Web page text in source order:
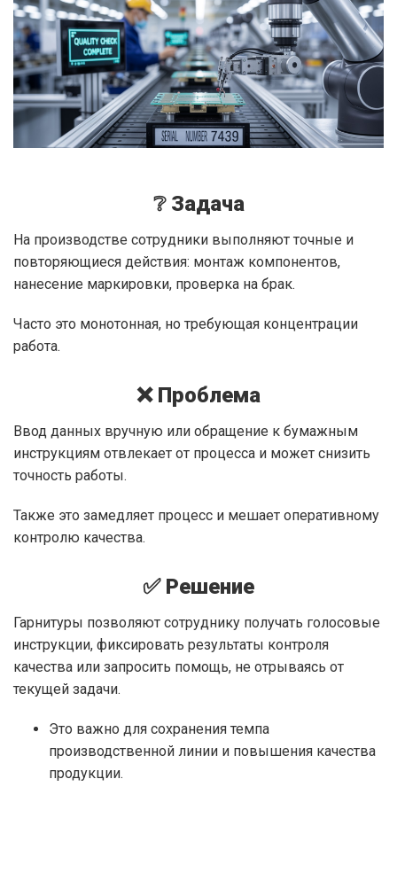
❔ Задача
На производстве сотрудники выполняют точные и
повторяющиеся действия: монтаж компонентов,
нанесение маркировки, проверка на брак.
Часто это монотонная, но требующая концентрации
работа.
❌ Проблема
Ввод данных вручную или обращение к бумажным
инструкциям отвлекает от процесса и может снизить
точность работы.
Также это замедляет процесс и мешает оперативному
контролю качества.
✅ Решение
Гарнитуры позволяют сотруднику получать голосовые
инструкции, фиксировать результаты контроля
качества или запросить помощь, не отрываясь от
текущей задачи.
Это важно для сохранения темпа
производственной линии и повышения качества
продукции.